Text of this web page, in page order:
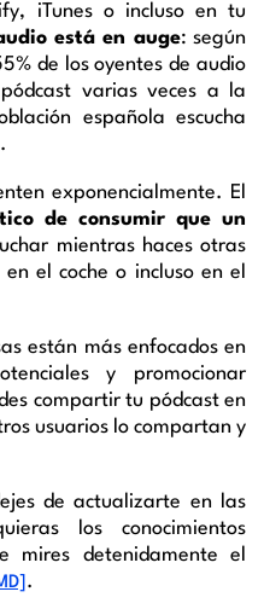
iTunes o incluso en tu
está en auge: según
de los oyentes de audio
varias veces a la
española escucha
exponencialmente. El
de consumir que un
mientras haces otras
el coche o incluso en el
están más enfocados en
y promocionar
compartir tu pódcast en
usuarios lo compartan y
de actualizarte en las
los conocimientos
mires detenidamente el
.